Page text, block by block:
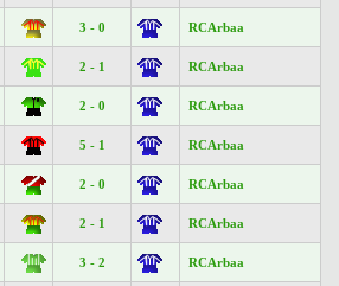
3 - 0 RCArbaa
2 - 1 RCArbaa
2 - 0 RCArbaa
5 - 1 RCArbaa
2 - 0 RCArbaa
2 - 1 RCArbaa
3 - 2 RCArbaa